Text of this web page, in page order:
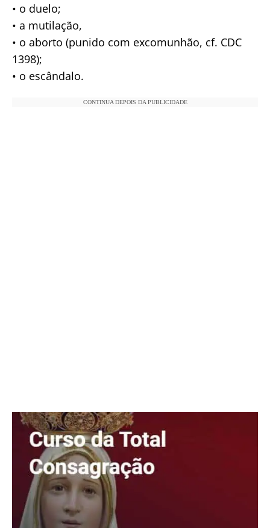
• o duelo;
• a mutilação,
• o aborto (punido com excomunhão, cf. CDC
1398);
• o escândalo.
CONTINUA DEPOIS DA PUBLICIDADE